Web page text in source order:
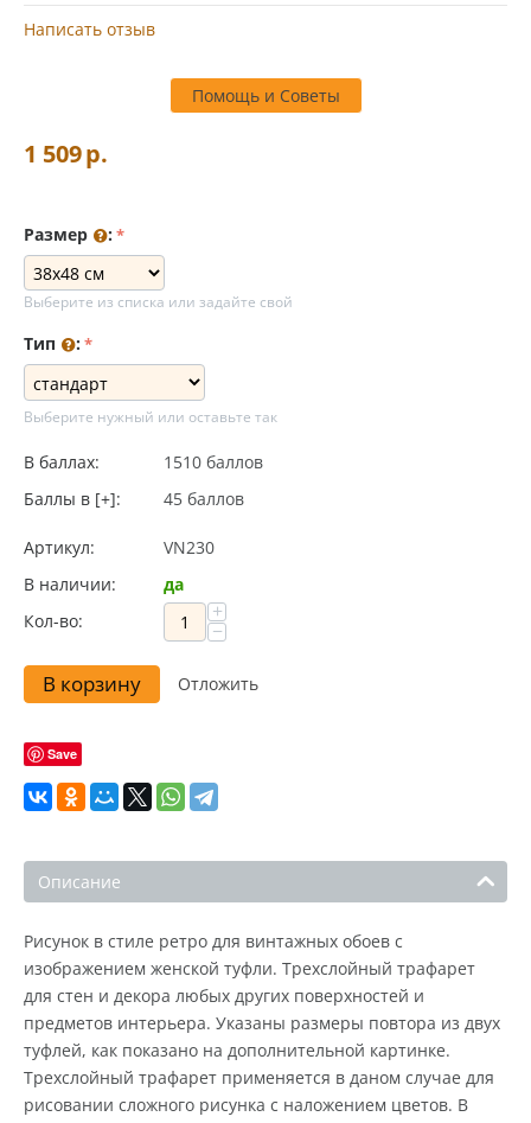
Написать отзыв
Помощь и Советы
1 509р.
Размер :
Выберите из списка или задайте свой
Тип :
Выберите нужный или оставьте так
В баллах:
1510 баллов
Баллы в [+]:
45 баллов
Артикул:
VN230
В наличии:
да
Кол-во:
+
−
В корзину Отложить
Save
Описание
Рисунок в стиле ретро для винтажных обоев с
изображением женской туфли. Трехслойный трафарет
для стен и декора любых других поверхностей и
предметов интерьера. Указаны размеры повтора из двух
туфлей, как показано на дополнительной картинке.
Трехслойный трафарет применяется в даном случае для
рисовании сложного рисунка с наложением цветов. В